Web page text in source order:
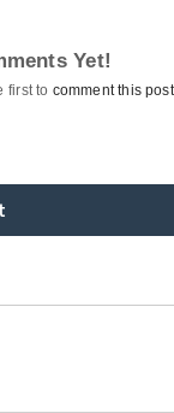
Yet!
first to comment this